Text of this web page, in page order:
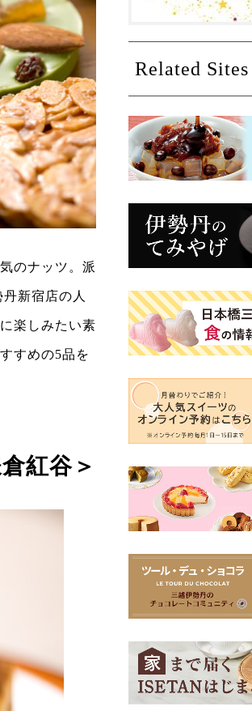
のナッツ。派
新宿店の人
楽しみたい素
すめの5品を
紅谷＞
Related Sites